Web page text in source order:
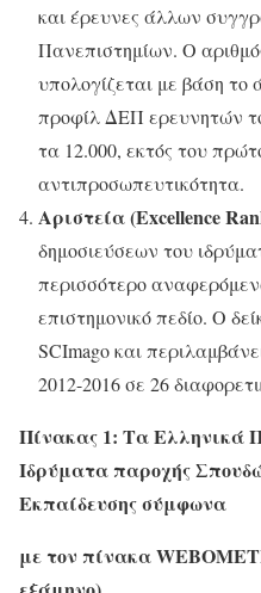
και έρευνες άλλων
Πανεπιστημίων. Ο
υπολογίζεται με βάση
προφίλ ΔΕΠ ερευνητών
τα 12.000, εκτός του
αντιπροσωπευτικότητα.
Αριστεία (Excellence
δημοσιεύσεων του
περισσότερο
επιστημονικό πεδίο. Ο
SCImago και
2012-2016 σε 26
Πίνακας 1: Τα Ελληνικά
Ιδρύματα παροχής
Εκπαίδευσης σύμφωνα
με τον πίνακα